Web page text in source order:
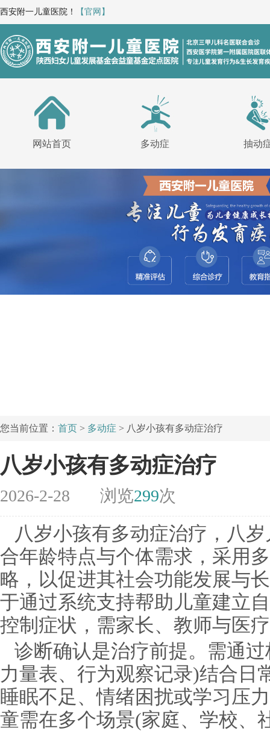
西安附一儿童医院！ 【官网】
网站首页 多动症 抽动
您当前位置： 首页 > 多动症 > 八岁小孩有多动症治疗
八岁小孩有多动症治疗
2026-2-28 浏览299次
八岁小孩有多动症治疗，八
合年龄特点与个体需求，采用
略，以促进其社会功能发展与
于通过系统支持帮助儿童建立
控制症状，需家长、教师与医
诊断确认是治疗前提。需通
力量表、行为观察记录)结合日
睡眠不足、情绪困扰或学习压
童需在多个场景(家庭、学校、